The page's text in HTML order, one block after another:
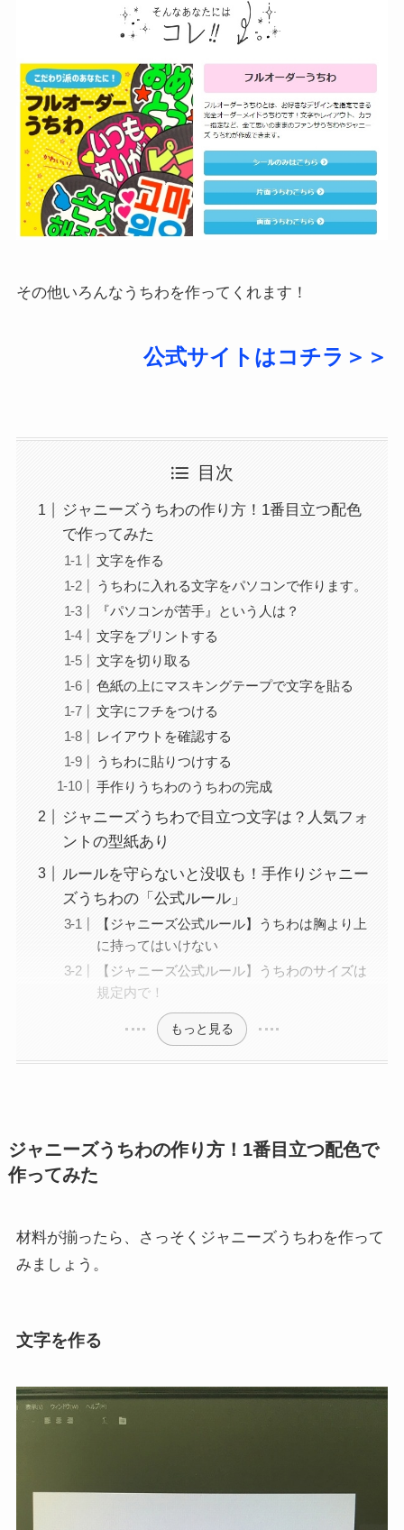
その他いろんなうちわを作ってくれます！
公式サイトはコチラ＞＞
目次
ジャニーズうちわの作り方！1番目立つ配色
で作ってみた
文字を作る
うちわに入れる文字をパソコンで作ります。
『パソコンが苦手』という人は？
文字をプリントする
文字を切り取る
色紙の上にマスキングテープで文字を貼る
文字にフチをつける
レイアウトを確認する
うちわに貼りつけする
手作りうちわのうちわの完成
ジャニーズうちわで目立つ文字は？人気フォ
ントの型紙あり
ルールを守らないと没収も！手作りジャニー
ズうちわの「公式ルール」
【ジャニーズ公式ルール】うちわは胸より上
に持ってはいけない
【ジャニーズ公式ルール】うちわのサイズは
規定内で！
もっと見る
ジャニーズうちわの作り方！1番目立つ配色で
作ってみた
材料が揃ったら、さっそくジャニーズうちわを作って
みましょう。
文字を作る